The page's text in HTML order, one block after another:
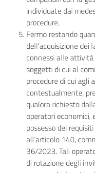
individuate dai
procedure.
Fermo restando
dell’acquisizione
connessi alle
soggetti di cui al
procedure di cui
contestualmente,
qualora richiesto
operatori
possesso dei
all’articolo 140,
36/2023. Tali
di rotazione degli